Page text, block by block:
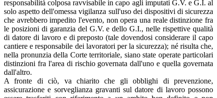
responsabilità colposa ravvisabile in capo agli imputati G.V. e G.I. al
solo aspetto dell'omessa vigilanza sull'uso dei dispositivi di sicurezza
che avrebbero impedito l'evento, non opera una reale distinzione fra
le posizioni di garanzia del G.V. e dello G.I., nelle rispettive qualità
di datore di lavoro e di preposto (tale dovendosi considerare il capo
cantiere e responsabile dei lavoratori per la sicurezza); né risulta che,
nella pronunzia della Corte territoriale, siano state operate particolari
distinzioni fra l'area di rischio governata dall'uno e quella governata
dall'altro.
A fronte di ciò, va chiarito che gli obblighi di prevenzione,
assicurazione e sorveglianza gravanti sul datore di lavoro possono